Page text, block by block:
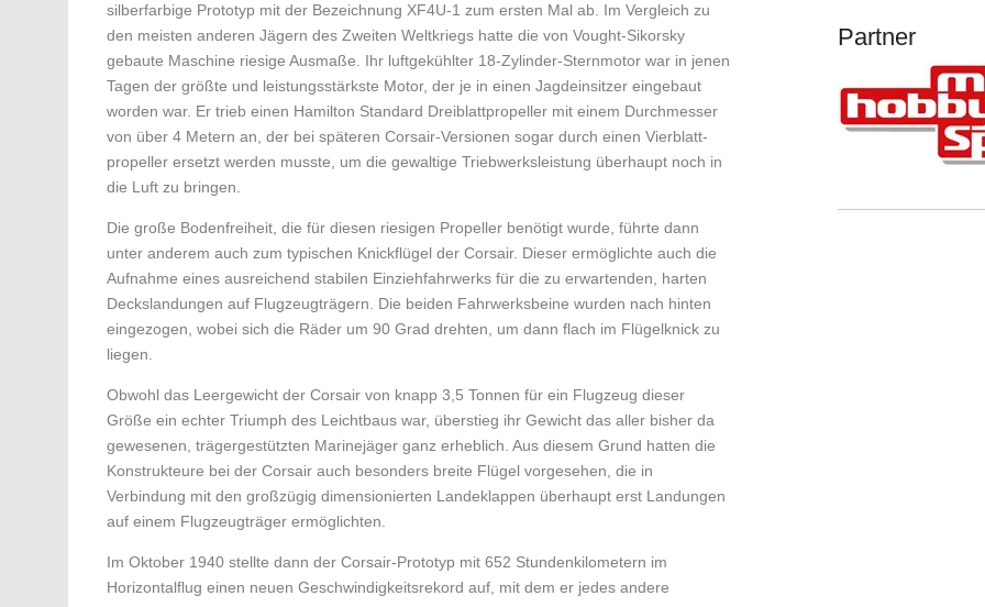
silberfarbige Prototyp mit der Bezeichnung XF4U-1 zum ersten Mal ab. Im Vergleich zu
den ­meisten anderen Jägern des Zweiten Weltkriegs hatte die von Vought-Sikorsky
gebaute Maschine riesige Ausmaße. Ihr luftgekühlter 18-Zylin­der-Sternmotor war in jenen
Tagen der größte und leistungsstärkste Motor, der je in einen Jagdeinsitzer eingebaut
worden war. Er trieb einen Hamilton Standard Dreiblattpropeller mit einem Durchmesser
von über 4 Metern an, der bei späteren Corsair-Versionen sogar durch einen Vierblatt­
propeller ersetzt werden musste, um die gewaltige Triebwerksleistung überhaupt noch in
die Luft zu bringen.
Die große Bodenfreiheit, die für diesen riesigen Propeller benötigt wurde, führte dann
unter anderem auch zum typischen Knickflügel der Corsair. Dieser ermöglichte auch die
Auf­nahme eines ausreichend stabilen Einziehfahrwerks für die zu erwartenden, harten
Deckslandungen auf Flugzeugträgern. Die beiden Fahrwerksbeine wurden nach hinten
eingezogen, wobei sich die Räder um 90 Grad drehten, um dann flach im Flügelknick zu
liegen.
Obwohl das Leergewicht der Corsair von knapp 3,5 Tonnen für ein Flugzeug dieser
Größe ein echter Triumph des Leichtbaus war, überstieg ihr Gewicht das aller bisher da
gewesenen, trägergestützten Marinejäger ganz erheblich. Aus diesem Grund hatten die
Konstrukteure bei der Corsair auch besonders breite Flügel vorgesehen, die in
Verbindung mit den großzügig dimensionierten Landeklappen überhaupt erst Landungen
auf einem Flugzeugträger ermöglichten.
Im Oktober 1940 stellte dann der Corsair-Prototyp mit 652 Stundenkilometern im
Horizontalflug einen neuen Geschwindigkeitsrekord auf, mit dem er jedes andere
Partner